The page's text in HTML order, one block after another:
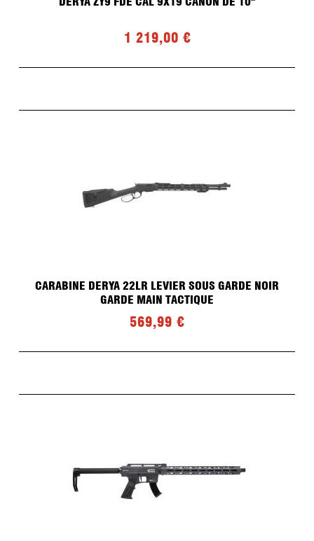
1 219,00 €
CARABINE DERYA 22LR LEVIER SOUS GARDE NOIR
GARDE MAIN TACTIQUE
569,99 €